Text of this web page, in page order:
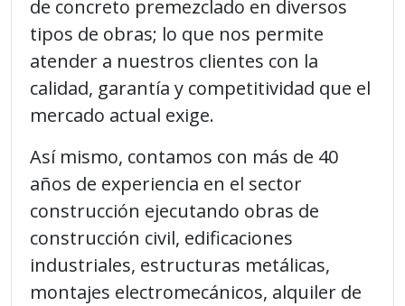
de concreto premezclado en diversos
tipos de obras; lo que nos permite
atender a nuestros clientes con la
calidad, garantía y competitividad que el
mercado actual exige.
Así mismo, contamos con más de 40
años de experiencia en el sector
construcción ejecutando obras de
construcción civil, edificaciones
industriales, estructuras metálicas,
montajes electromecánicos, alquiler de